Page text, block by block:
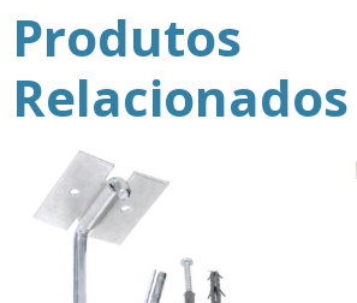
Produtos
Relacionados